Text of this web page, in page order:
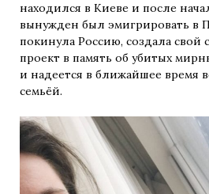
находился в Киеве и после
вынужден был эмигрировать в
покинула Россию, создала
проект в память об убитых
и надеется в ближайшее время
семьёй.